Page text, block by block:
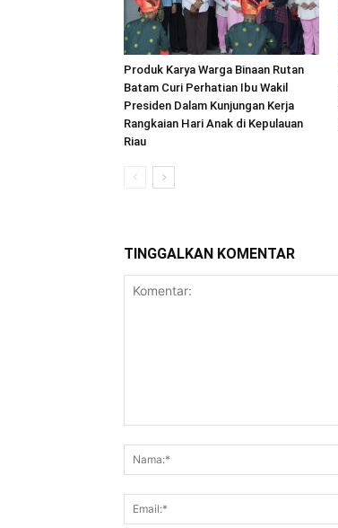
Produk Karya Warga Binaan Rutan
Batam Curi Perhatian Ibu Wakil
Presiden Dalam Kunjungan Kerja
Rangkaian Hari Anak di Kepulauan
Riau
TINGGALKAN KOMENTAR